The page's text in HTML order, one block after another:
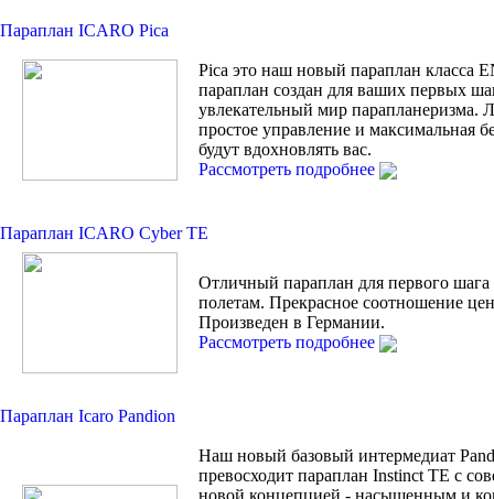
Параплан ICARO Pica
Pica это наш новый параплан класса
параплан создан для ваших первых
увлекательный мир парапланеризма.
простое управление и максимальная
будут вдохновлять вас.
Рассмотреть подробнее
Параплан ICARO Cyber TE
Отличный параплан для первого
полетам. Прекрасное соотношение
Произведен в Германии.
Рассмотреть подробнее
Параплан Icaro Pandion
Наш новый базовый интермедиат
превосходит параплан Instinct TE с
новой концепцией - насыщенным и